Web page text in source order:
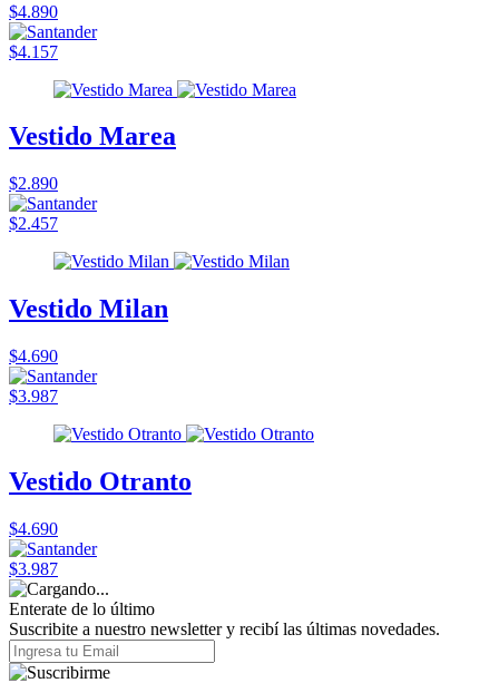
$4.890
$4.157
Vestido Marea
$2.890
$2.457
Vestido Milan
$4.690
$3.987
Vestido Otranto
$4.690
$3.987
Enterate de lo último
Suscribite a nuestro newsletter y recibí las últimas novedades.